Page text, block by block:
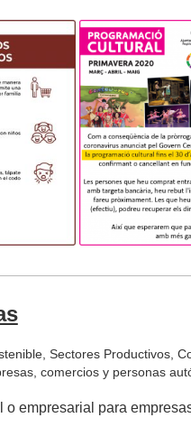
Sectores Productivos,
comercios y personas
o empresarial para